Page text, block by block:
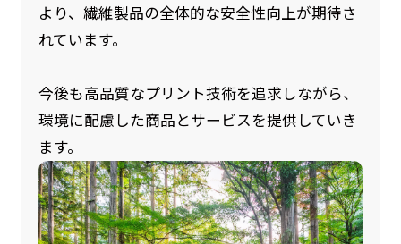
より、繊維製品の全体的な安全性向上が期待さ
れています。
今後も高品質なプリント技術を追求しながら、
環境に配慮した商品とサービスを提供していき
ます。